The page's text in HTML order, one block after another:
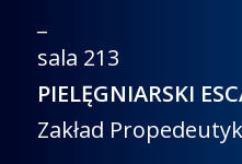
sala 213
PIELĘGNIARSKI
Zakład